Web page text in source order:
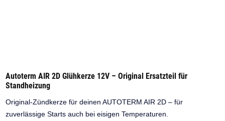
Autoterm AIR 2D Glühkerze 12V – Original Ersatzteil für
Standheizung
Original-Zündkerze für deinen AUTOTERM AIR 2D – für
zuverlässige Starts auch bei eisigen Temperaturen.